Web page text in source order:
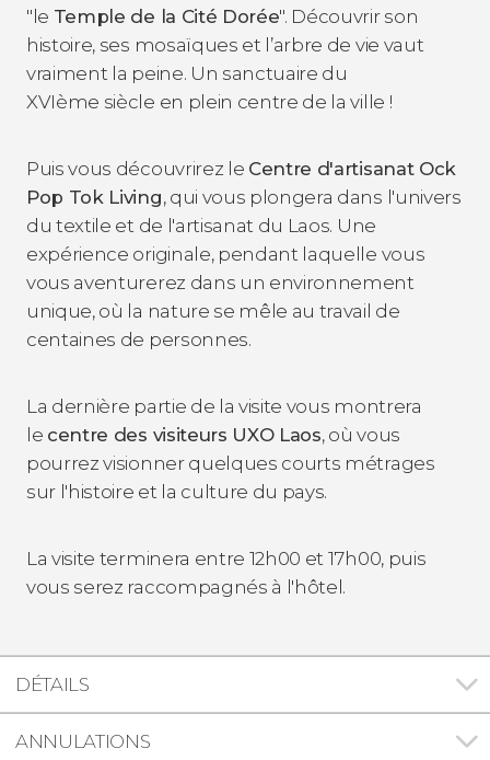
"le Temple de la Cité Dorée". Découvrir son
histoire, ses mosaïques et l’arbre de vie vaut
vraiment la peine. Un sanctuaire du
XVIème siècle en plein centre de la ville !
Puis vous découvrirez le Centre d'artisanat Ock
Pop Tok Living, qui vous plongera dans l'univers
du textile et de l'artisanat du Laos. Une
expérience originale, pendant laquelle vous
vous aventurerez dans un environnement
unique, où la nature se mêle au travail de
centaines de personnes.
La dernière partie de la visite vous montrera
le centre des visiteurs UXO Laos, où vous
pourrez visionner quelques courts métrages
sur l'histoire et la culture du pays.
La visite terminera entre 12h00 et 17h00, puis
vous serez raccompagnés à l'hôtel.
DÉTAILS
ANNULATIONS